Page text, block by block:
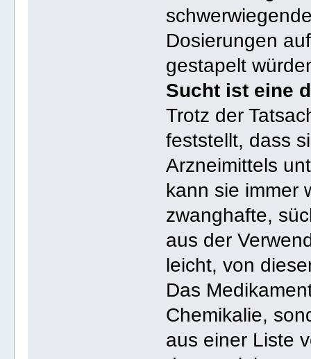
Dosierungen
gestapelt
Sucht ist eine
Trotz der
feststellt, dass
Arzneimittels
kann sie immer
zwanghafte,
aus der
leicht, von
Das
Chemikalie,
aus einer Liste